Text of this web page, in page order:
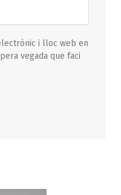
i lloc web en
vegada que faci